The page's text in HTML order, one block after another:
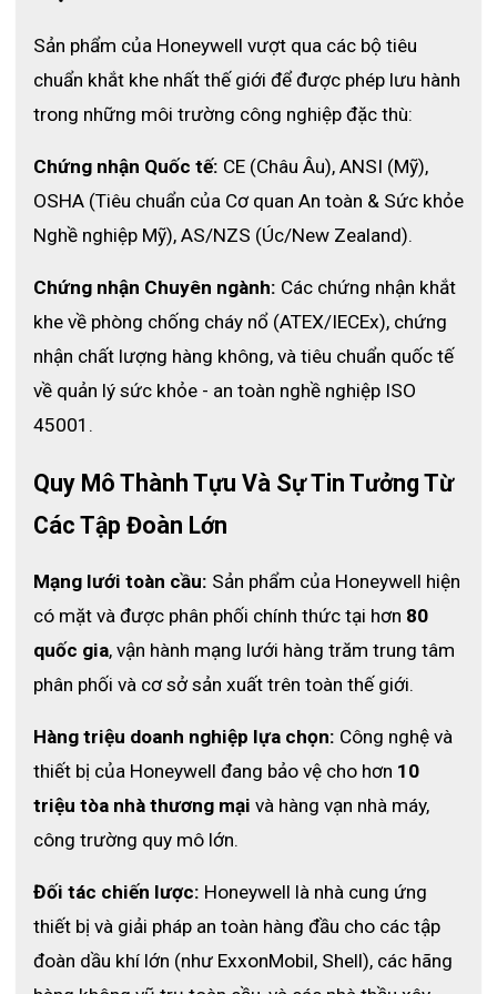
sắc nhất năm 2020 của thương hiệu Honeywell trong thị trường
này. Vì vậy các thiết bị và sản phẩm tại đây được đảm bảo
100% chính hãng, chất lượng cùng giá thành tốt nhất.
tại đây còn phân phối rất nhiều dòng quần áo chống hoá chất
khác mang đến nhiều sự lựa chọn hơn cho quý khách hàng.
Song song với đó, đội ngũ chuyên viên tư vấn 24/7 luôn sẵn
sàng tư vấn.
và chương trình khuyến mại hấp dẫn luôn đảm bảo các lợi ích
lớn nhất tới khách hàng. Để biết thêm các thông tin chi tiết về
các sản phẩm hay thiết bị khác gọi ngay
HOTLINE : 032 508
8861
Sản phẩm của Honeywell vượt qua các bộ tiêu
chuẩn khắt khe nhất thế giới để được phép lưu hành
trong những môi trường công nghiệp đặc thù:
Chứng nhận Quốc tế: CE (Châu Âu), ANSI (Mỹ),
OSHA (Tiêu chuẩn của Cơ quan An toàn & Sức khỏe
Nghề nghiệp Mỹ), AS/NZS (Úc/New Zealand).
Chứng nhận Chuyên ngành: Các chứng nhận khắt
khe về phòng chống cháy nổ (ATEX/IECEx), chứng
nhận chất lượng hàng không, và tiêu chuẩn quốc tế
về quản lý sức khỏe - an toàn nghề nghiệp ISO
45001.
Quy Mô Thành Tựu Và Sự Tin Tưởng Từ
Các Tập Đoàn Lớn
Mạng lưới toàn cầu: Sản phẩm của Honeywell hiện
có mặt và được phân phối chính thức tại hơn 80
quốc gia, vận hành mạng lưới hàng trăm trung tâm
phân phối và cơ sở sản xuất trên toàn thế giới.
Hàng triệu doanh nghiệp lựa chọn: Công nghệ và
thiết bị của Honeywell đang bảo vệ cho hơn 10
triệu tòa nhà thương mại và hàng vạn nhà máy,
công trường quy mô lớn.
Đối tác chiến lược: Honeywell là nhà cung ứng
thiết bị và giải pháp an toàn hàng đầu cho các tập
đoàn dầu khí lớn (như ExxonMobil, Shell), các hãng